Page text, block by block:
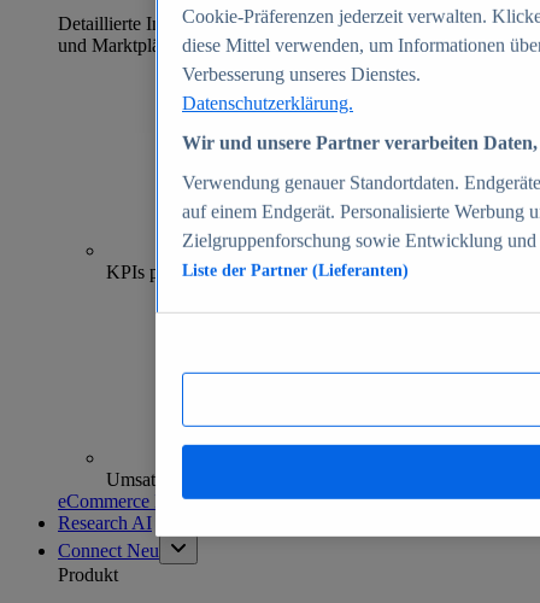
Detaillierte Informationen zu mehr als 39.000 Online-Shops
und Marktplätzen
70+
KPIs pro Shop
Umsatzanalysen und -prognosen
eCommerce Insights entdecken
Research AI
Connect Neu
Produkt
Cookie-Präferenzen jederzeit verwalten.
diese Mittel verwenden, um Informationen
Verbesserung unseres Dienstes.
Datenschutzerklärung.
Wir und unsere Partner verarbeiten
Verwendung genauer Standortdaten.
auf einem Endgerät. Personalisierte Werbung
Zielgruppenforschung sowie Entwicklung
Liste der Partner (Lieferanten)